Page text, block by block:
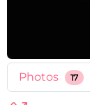
Photos 17